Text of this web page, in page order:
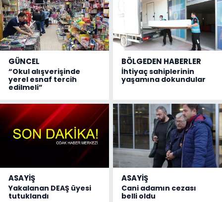
GÜNCEL
“Okul alışverişinde
yerel esnaf tercih
edilmeli”
BÖLGEDEN HABERLER
İhtiyaç sahiplerinin
yaşamına dokundular
ASAYİŞ
Yakalanan DEAŞ üyesi
tutuklandı
ASAYİŞ
Cani adamın cezası
belli oldu